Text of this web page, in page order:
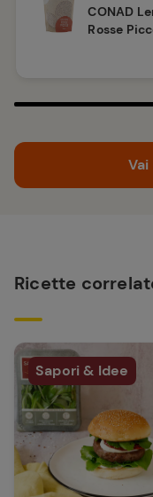
CONAD
Rosse
Ricette
Sapori & Idee